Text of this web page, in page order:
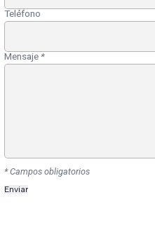
Teléfono
Mensaje *
* Campos obligatorios